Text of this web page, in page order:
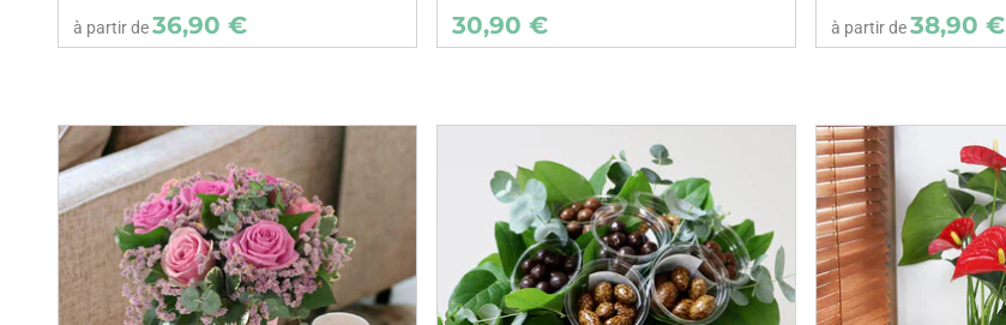
à partir de36,90 € 30,90 € à partir de38,90 €